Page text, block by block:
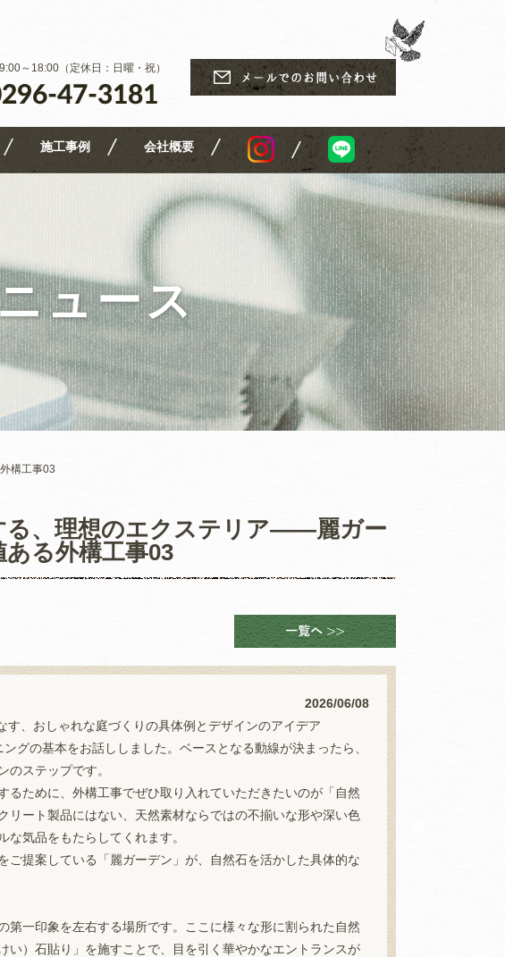
～18:00（定休日：日曜・祝）
施工事例 会社概要
ュース
構工事03
る、理想のエクステリア――麗ガー
る外構工事03
2026/06/08
、おしゃれな庭づくりの具体例とデザインのアイデア
グの基本をお話ししました。ベースとなる動線が決まったら、
のステップです。
るために、外構工事でぜひ取り入れていただきたいのが「自然
リート製品にはない、天然素材ならではの不揃いな形や深い色
気品をもたらしてくれます。
ご提案している「麗ガーデン」が、自然石を活かした具体的な
第一印象を左右する場所です。ここに様々な形に割られた自然
い）石貼り」を施すことで、目を引く華やかなエントランスが